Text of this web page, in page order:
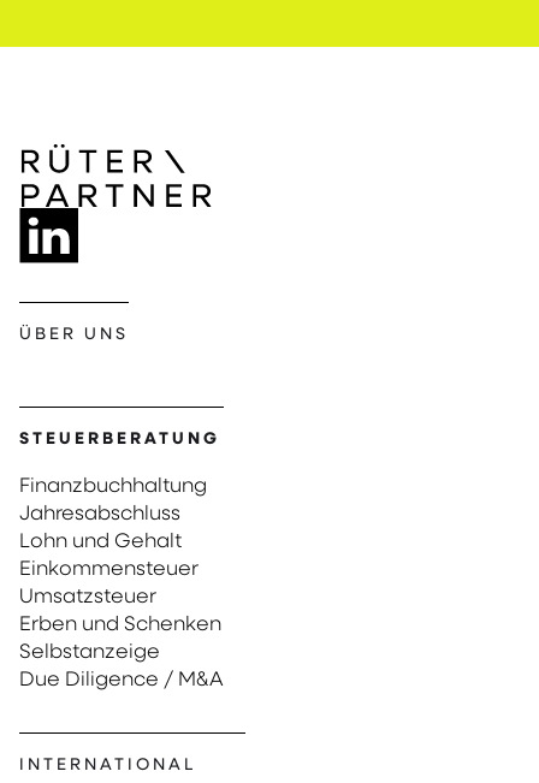
ÜBER UNS
STEUERBERATUNG
Finanzbuchhaltung
Jahresabschluss
Lohn und Gehalt
Einkommensteuer
Umsatzsteuer
Erben und Schenken
Selbstanzeige
Due Diligence / M&A
INTERNATIONAL